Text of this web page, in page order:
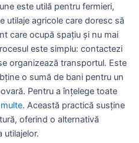
este utilă pentru fermieri,
utilaje agricole care doresc să
care ocupă spațiu și nu mai
este simplu: contactezi
organizează transportul. Este
o sumă de bani pentru un
Pentru a înțelege toate
. Această practică susține
oferind o alternativă
utilajelor.